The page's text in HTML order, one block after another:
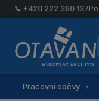
📞 +420 222 360 137
Otavan Workwear —
Pracovní oděvy ▾